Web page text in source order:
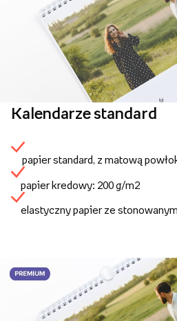
Kalendarze standard
papier standard, z matową
papier kredowy: 200 g/m2
elastyczny papier ze